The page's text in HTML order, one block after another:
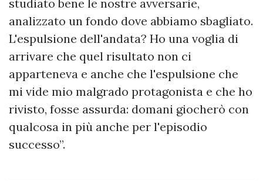
studiato bene le nostre avversarie,
analizzato un fondo dove abbiamo sbagliato.
L'espulsione dell'andata? Ho una voglia di
arrivare che quel risultato non ci
apparteneva e anche che l'espulsione che
mi vide mio malgrado protagonista e che ho
rivisto, fosse assurda: domani giocherò con
qualcosa in più anche per l'episodio
successo”.